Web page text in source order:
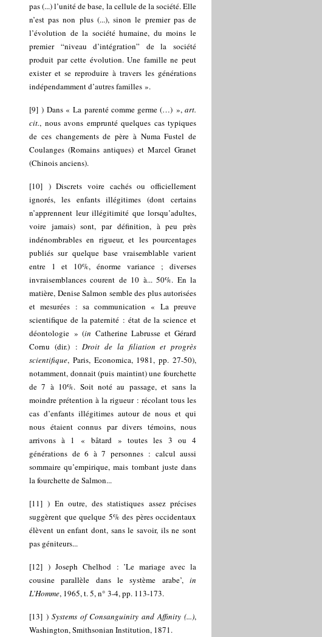
pas (...) l’unité de base, la cellule de la société. Elle
n’est pas non plus (...), sinon le premier pas de
l’évolution de la société humaine, du moins le
premier “niveau d’intégration” de la société
produit par cette évolution. Une famille ne peut
exister et se reproduire à travers les générations
indépendamment d’autres familles ».
[9]) Dans « La parenté comme germe (…) »,art.
cit., nous avons emprunté quelques cas typiques
de ces changements de père à Numa Fustel de
Coulanges (Romains antiques) et Marcel Granet
(Chinois anciens).
[10] ) Discrets voire cachés ou officiellement
ignorés, les enfants illégitimes (dont certains
n’apprennent leur illégitimité que lorsqu’adultes,
voire jamais) sont, par définition, à peu près
indénombrables en rigueur, et les pourcentages
publiés sur quelque base vraisemblable varient
entre 1 et 10%, énorme variance ; diverses
invraisemblances courent de 10 à... 50%. En la
matière, Denise Salmon semble des plus autorisées
et mesurées : sa communication « La preuve
scientifique de la paternité : état de la science et
déontologie » (in Catherine Labrusse et Gérard
Cornu (dir.) : Droit de la filiation et progrès
scientifique, Paris, Economica, 1981, pp. 27-50),
notamment, donnait (puis maintint) une fourchette
de 7 à 10%. Soit noté au passage, et sans la
moindre prétention à la rigueur : récolant tous les
cas d’enfants illégitimes autour de nous et qui
nous étaient connus par divers témoins, nous
arrivons à 1 « bâtard » toutes les 3 ou 4
générations de 6 à 7 personnes : calcul aussi
sommaire qu’empirique, mais tombant juste dans
la fourchette de Salmon...
[11]) En outre, des statistiques assez précises
suggèrent que quelque 5% des pères occidentaux
élèvent un enfant dont, sans le savoir, ils ne sont
pas géniteurs...
[12] ) Joseph Chelhod : ’Le mariage avec la
cousine parallèle dans le système arabe’, in
L’Homme, 1965, t. 5, n° 3-4, pp. 113-173.
[13] ) Systems of Consanguinity and Affinity (...),
Washington, Smithsonian Institution, 1871.